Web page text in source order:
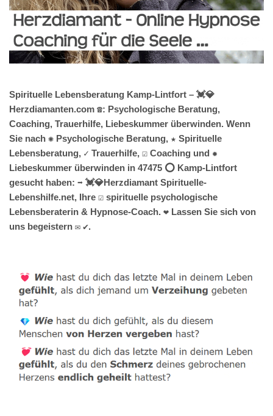
Spirituelle Lebensberatung Kamp-Lintfort – 💓️💎
Herzdiamanten.com ☎️: Psychologische Beratung,
Coaching, Trauerhilfe, Liebeskummer überwinden. Wenn
Sie nach ✺ Psychologische Beratung, ★ Spirituelle
Lebensberatung, ✓ Trauerhilfe, ☑️ Coaching und ✹
Liebeskummer überwinden in 47475 ⭕ Kamp-Lintfort
gesucht haben: ➡️ 💓️💎Herzdiamant Spirituelle-
Lebenshilfe.net, Ihre ☑️ spirituelle psychologische
Lebensberaterin & Hypnose-Coach. ❤ Lassen Sie sich von
uns begeistern ✉ ✔.